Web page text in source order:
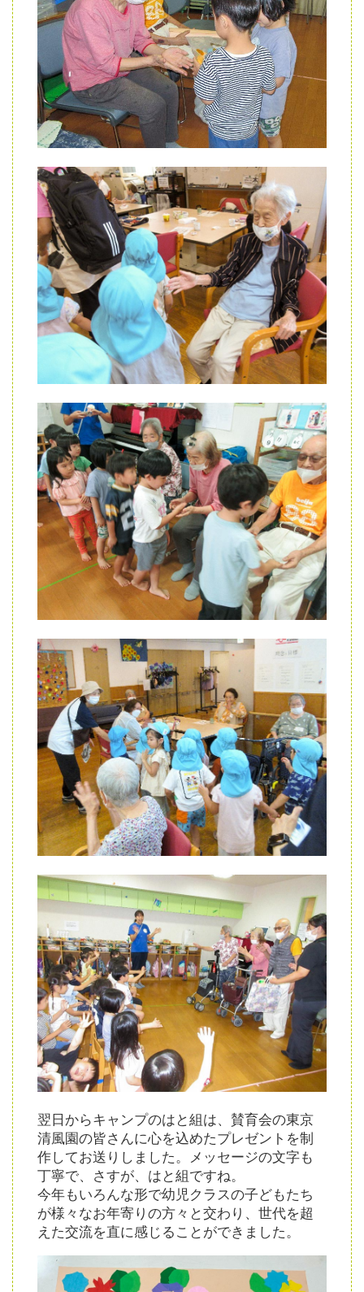
翌日からキャンプのはと組は、賛育会の東京
清風園の皆さんに心を込めたプレゼントを制
作してお送りしました。メッセージの文字も
丁寧で、さすが、はと組ですね。
今年もいろんな形で幼児クラスの子どもたち
が様々なお年寄りの方々と交わり、世代を超
えた交流を直に感じることができました。